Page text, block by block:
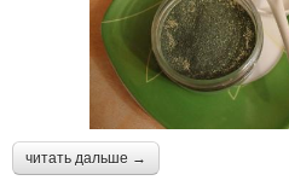
читать дальше →